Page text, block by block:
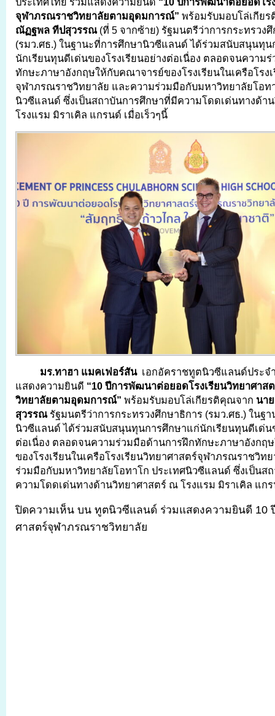
จุฬาภรณราชวิทยาลัยตามอุดมการณ์” พร้อมรับมอบโล่เกีย
ณัฏฐพล ทีปสุวรรณ (ที่ 5 จากซ้าย) รัฐมนตรีว่าการกระทรวง
(รมว.ศธ.) ในฐานะที่การศึกษานิวซีแลนด์ ได้ร่วมสนับสนุนทุน
นักเรียนทุนดีเด่นของโรงเรียนอย่างต่อเนื่อง ตลอดจนความ
ทักษะภาษาอังกฤษให้กับคณาจารย์ของโรงเรียนในเครือโรง
จุฬาภรณราชวิทยาลัย และความร่วมมือกับมหาวิทยาลัยโอท
นิวซีแลนด์ ซึ่งเป็นสถาบันการศึกษาที่มีความโดดเด่นทางด้า
โรงแรม มิราเคิล แกรนด์ เมื่อเร็วๆนี้
มร.ทาฮา แมคเฟอร์สัน เอกอัคราชทูตนิวซีแลนด์ประจ
แสดงความยินดี “10 ปีการพัฒนาต่อยอดโรงเรียนวิทยาศาส
วิทยาลัยตามอุดมการณ์” พร้อมรับมอบโล่เกียรติคุณจาก นา
สุวรรณรัฐมนตรีว่าการกระทรวงศึกษาธิการ (รมว.ศธ.) ในฐ
นิวซีแลนด์ ได้ร่วมสนับสนุนทุนการศึกษาแก่นักเรียนทุนดีเด่น
ต่อเนื่อง ตลอดจนความร่วมมือด้านการฝึกทักษะภาษาอังกฤ
ของโรงเรียนในเครือโรงเรียนวิทยาศาสตร์จุฬาภรณราชวิท
ร่วมมือกับมหาวิทยาลัยโอทาโก ประเทศนิวซีแลนด์ ซึ่งเป็นส
ความโดดเด่นทางด้านวิทยาศาสตร์ ณ โรงแรม มิราเคิล แกร
ปิดความเห็น บน ทูตนิวซีแลนด์ ร่วมแสดงความยินดี 10 ปี
ศาสตร์จุฬาภรณราชวิทยาลัย